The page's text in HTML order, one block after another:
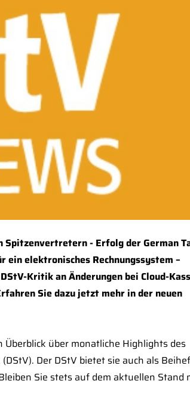
Spitzenvertretern - Erfolg der German
ein elektronisches Rechnungssystem –
Kritik an Änderungen bei Cloud-
Sie dazu jetzt mehr in der neuen
über monatliche Highlights des
Der DStV bietet sie auch als
Sie stets auf dem aktuellen Stand